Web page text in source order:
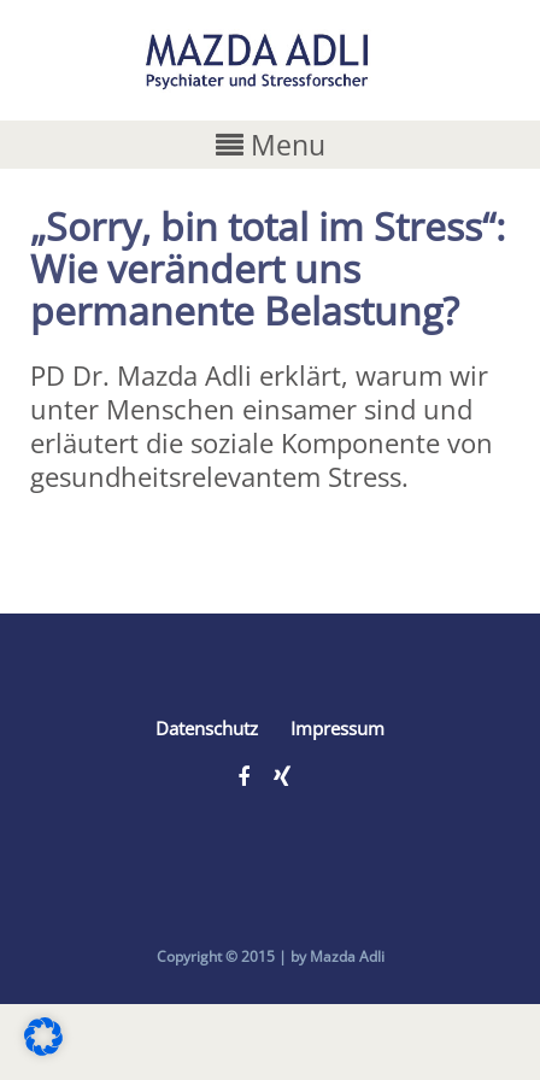
Menu
„Sorry, bin total im Stress“:
Wie verändert uns
permanente Belastung?
PD Dr. Mazda Adli erklärt, warum wir
unter Menschen einsamer sind und
erläutert die soziale Komponente von
gesundheitsrelevantem Stress.
Datenschutz Impressum
Copyright © 2015 | by Mazda Adli